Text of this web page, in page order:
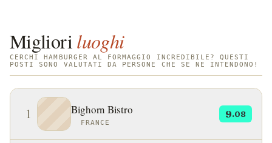
affermazioni su chi abbia inventato il primo
cheeseburger. La teoria più popolare in assoluto
afferma che sia stato inventato da un cuoco di fast
food di 16 anni di nome Lionel Clark Sternberger in
un ristorante chiamato The Rite Spot a Pasadena, in
California, quando ha aggiunto una fetta di
formaggio americano a un hamburger di carne
Miglioriluoghi
CERCHI HAMBURGER AL FORMAGGIO INCREDIBILE? QUESTI
POSTI SONO VALUTATI DA PERSONE CHE SE NE INTENDONO!
1 Bighorn Bistro
FRANCE
9.08